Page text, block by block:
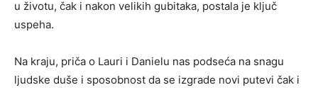
u životu, čak i nakon velikih gubitaka, postala je ključ
uspeha.
Na kraju, priča o Lauri i Danielu nas podseća na snagu
ljudske duše i sposobnost da se izgrade novi putevi čak i